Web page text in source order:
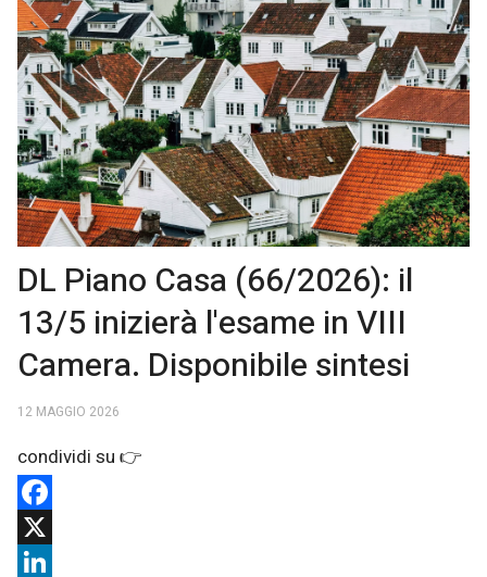
DL Piano Casa (66/2026): il
13/5 inizierà l'esame in VIII
Camera. Disponibile sintesi
12 MAGGIO 2026
Facebook
X